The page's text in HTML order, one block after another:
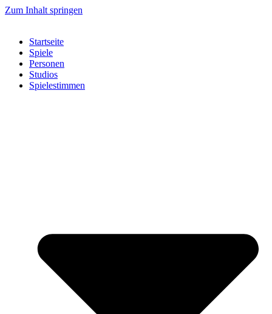
Zum Inhalt springen
Startseite
Spiele
Personen
Studios
Spielestimmen